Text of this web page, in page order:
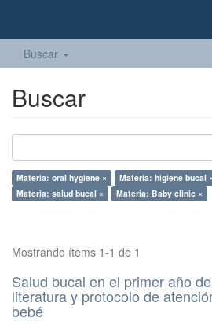
Buscar
Buscar
Materia: oral hygiene × Materia: higiene bucal ×
Materia: salud bucal ×
Materia: Baby clinic ×
Mostrando ítems 1-1 de 1
Salud bucal en el primer año
literatura y protocolo de
bebé